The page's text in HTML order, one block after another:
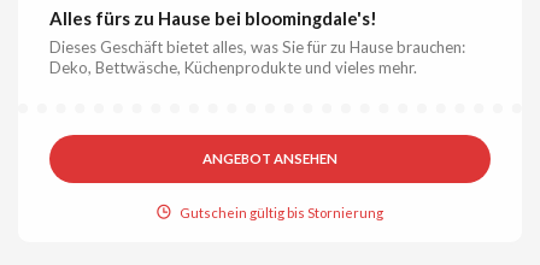
Alles fürs zu Hause bei bloomingdale's!
Dieses Geschäft bietet alles, was Sie für zu Hause brauchen:
Deko, Bettwäsche, Küchenprodukte und vieles mehr.
ANGEBOT ANSEHEN
Gutschein gültig bis Stornierung